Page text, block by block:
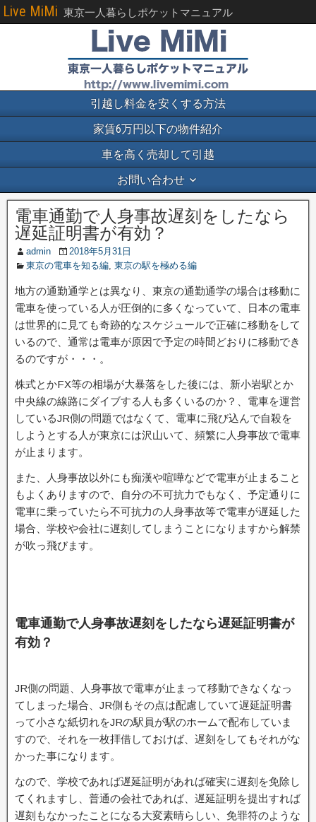
Live MiMi 東京一人暮らしポケットマニュアル
引越し料金を安くする方法
家賃6万円以下の物件紹介
車を高く売却して引越
お問い合わせ
電車通勤で人身事故遅刻をしたなら
遅延証明書が有効？
admin
2018年5月31日
東京の電車を知る編, 東京の駅を極める編
地方の通勤通学とは異なり、東京の通勤通学の場合は移動に
電車を使っている人が圧倒的に多くなっていて、日本の電車
は世界的に見ても奇跡的なスケジュールで正確に移動をして
いるので、通常は電車が原因で予定の時間どおりに移動でき
るのですが・・・。
株式とかFX等の相場が大暴落をした後には、新小岩駅とか
中央線の線路にダイブする人も多くいるのか？、電車を運営
しているJR側の問題ではなくて、電車に飛び込んで自殺を
しようとする人が東京には沢山いて、頻繁に人身事故で電車
が止まります。
また、人身事故以外にも痴漢や喧嘩などで電車が止まること
もよくありますので、自分の不可抗力でもなく、予定通りに
電車に乗っていたら不可抗力の人身事故等で電車が遅延した
場合、学校や会社に遅刻してしまうことになりますから解禁
が吹っ飛びます。
電車通勤で人身事故遅刻をしたなら遅延証明書が
有効？
JR側の問題、人身事故で電車が止まって移動できなくなっ
てしまった場合、JR側もその点は配慮していて遅延証明書
って小さな紙切れをJRの駅員が駅のホームで配布していま
すので、それを一枚拝借しておけば、遅刻をしてもそれがな
かった事になります。
なので、学校であれば遅延証明があれば確実に遅刻を免除し
てくれますし、普通の会社であれば、遅延証明を提出すれば
遅刻もなかったことになる大変素晴らしい、免罪符のような